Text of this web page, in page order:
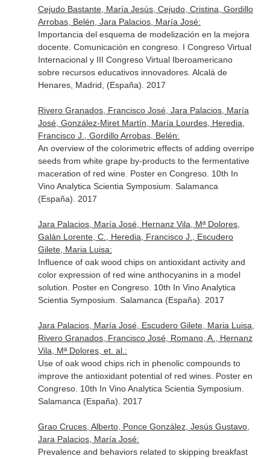
Cejudo Bastante, María Jesús, Cejudo, Cristina, Gordillo
Arrobas, Belén, Jara Palacios, María José:
Importancia del esquema de modelización en la mejora
docente. Comunicación en congreso. I Congreso Virtual
Internacional y III Congreso Virtual Iberoamericano
sobre recursos educativos innovadores. Alcalá de
Henares, Madrid, (España). 2017
Rivero Granados, Francisco José, Jara Palacios, María
José, González-Miret Martín, María Lourdes, Heredia,
Francisco J., Gordillo Arrobas, Belén:
An overview of the colorimetric effects of adding overripe
seeds from white grape by-products to the fermentative
maceration of red wine. Poster en Congreso. 10th In
Vino Analytica Scientia Symposium. Salamanca
(España). 2017
Jara Palacios, María José, Hernanz Vila, Mª Dolores,
Galán Lorente, C., Heredia, Francisco J., Escudero
Gilete, Maria Luisa:
Influence of oak wood chips on antioxidant activity and
color expression of red wine anthocyanins in a model
solution. Poster en Congreso. 10th In Vino Analytica
Scientia Symposium. Salamanca (España). 2017
Jara Palacios, María José, Escudero Gilete, Maria Luisa,
Rivero Granados, Francisco José, Romano, A., Hernanz
Vila, Mª Dolores, et. al.:
Use of oak wood chips rich in phenolic compounds to
improve the antioxidant potential of red wines. Poster en
Congreso. 10th In Vino Analytica Scientia Symposium.
Salamanca (España). 2017
Grao Cruces, Alberto, Ponce González, Jesús Gustavo,
Jara Palacios, María José:
Prevalence and behaviors related to skipping breakfast